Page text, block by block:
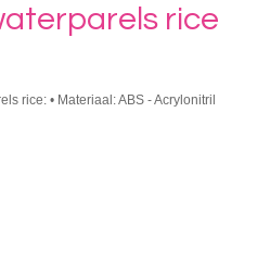
rice
rice: • Materiaal: ABS - Acrylonitril